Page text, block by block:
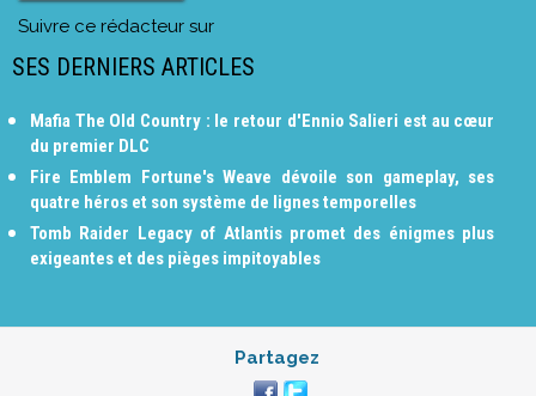
Suivre ce rédacteur sur
SES DERNIERS ARTICLES
Mafia The Old Country : le retour d'Ennio Salieri est au cœur
du premier DLC
Fire Emblem Fortune's Weave dévoile son gameplay, ses
quatre héros et son système de lignes temporelles
Tomb Raider Legacy of Atlantis promet des énigmes plus
exigeantes et des pièges impitoyables
Partagez